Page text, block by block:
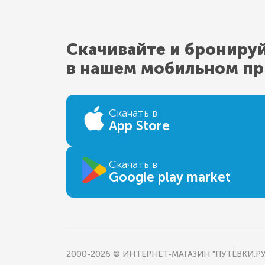
Скачивайте и
в нашем мобильном
Скачать в
App Store
Скачать в
Google play market
2000-2026 © ИНТЕРНЕТ-МАГАЗИН